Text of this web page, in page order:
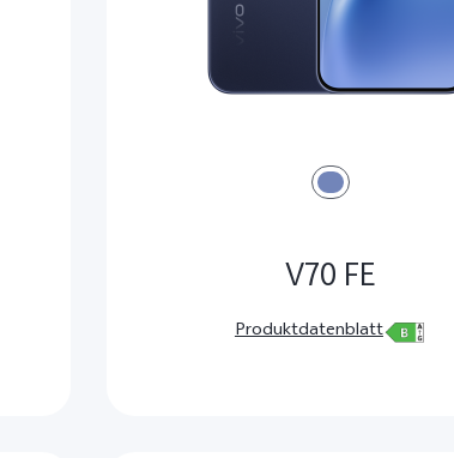
V70 FE
Produktdatenblatt